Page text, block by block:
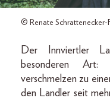
© Renate Schrattenecker-
Der Innviertler
besonderen
verschmelzen zu
den Landler seit